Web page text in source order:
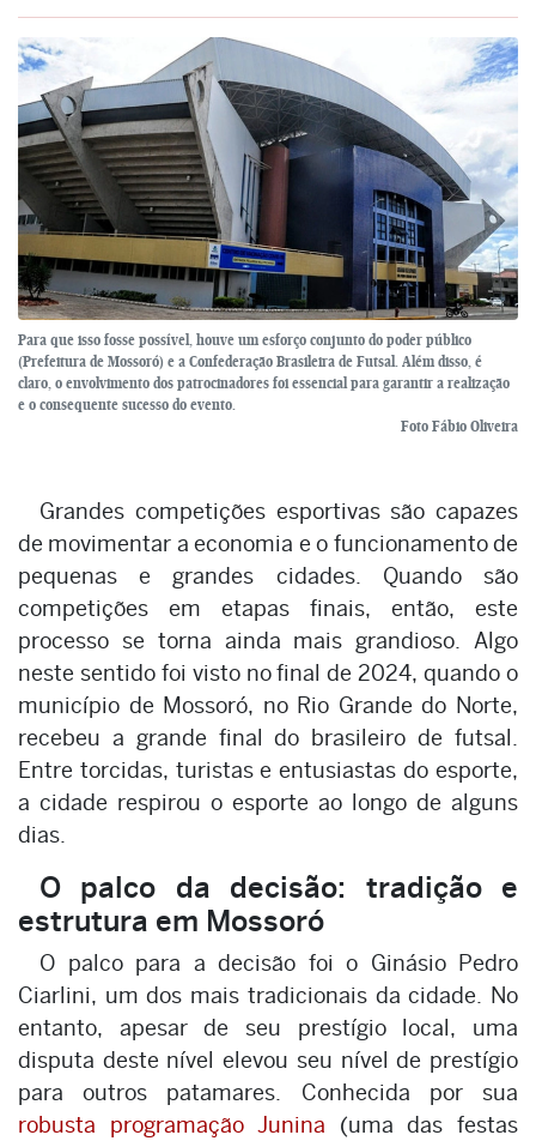
Para que isso fosse possível, houve um esforço conjunto do poder público
(Prefeitura de Mossoró) e a Confederação Brasileira de Futsal. Além disso, é
claro, o envolvimento dos patrocinadores foi essencial para garantir a realização
e o consequente sucesso do evento.
Foto Fábio Oliveira
Grandes competições esportivas são capazes
de movimentar a economia e o funcionamento de
pequenas e grandes cidades. Quando são
competições em etapas finais, então, este
processo se torna ainda mais grandioso. Algo
neste sentido foi visto no final de 2024, quando o
município de Mossoró, no Rio Grande do Norte,
recebeu a grande final do brasileiro de futsal.
Entre torcidas, turistas e entusiastas do esporte,
a cidade respirou o esporte ao longo de alguns
dias.
O palco da decisão: tradição e
estrutura em Mossoró
O palco para a decisão foi o Ginásio Pedro
Ciarlini, um dos mais tradicionais da cidade. No
entanto, apesar de seu prestígio local, uma
disputa deste nível elevou seu nível de prestígio
para outros patamares. Conhecida por sua
robusta programação Junina (uma das festas